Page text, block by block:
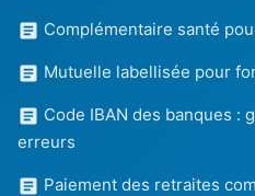
Complémentaire santé
Mutuelle labellisée pour
Code IBAN des banques :
erreurs
Paiement des retraites